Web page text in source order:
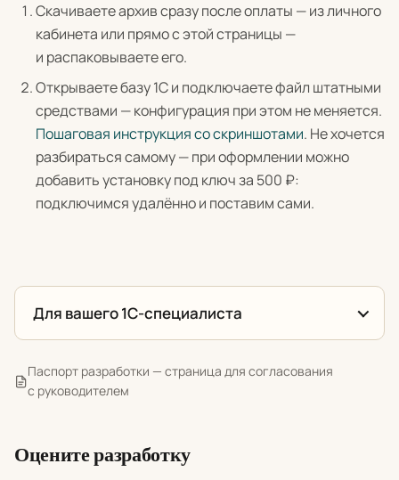
Скачиваете архив сразу после оплаты — из личного
кабинета или прямо с этой страницы —
и распаковываете его.
Открываете базу 1С и подключаете файл штатными
средствами — конфигурация при этом не меняется.
Пошаговая инструкция со скриншотами. Не хочется
разбираться самому — при оформлении можно
добавить установку под ключ за 500 ₽:
подключимся удалённо и поставим сами.
Для вашего 1С-специалиста
Паспорт разработки — страница для согласования
с руководителем
Оцените разработку